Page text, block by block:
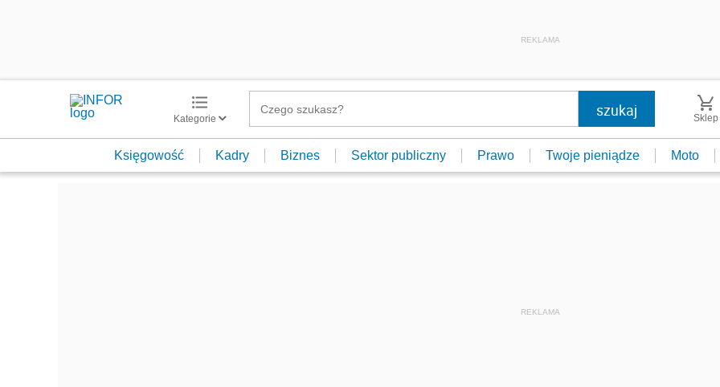
REKLAMA
Kategorie Sklep
Księgowość Kadry Biznes Sektor publiczny Prawo Twoje pieniądze Moto